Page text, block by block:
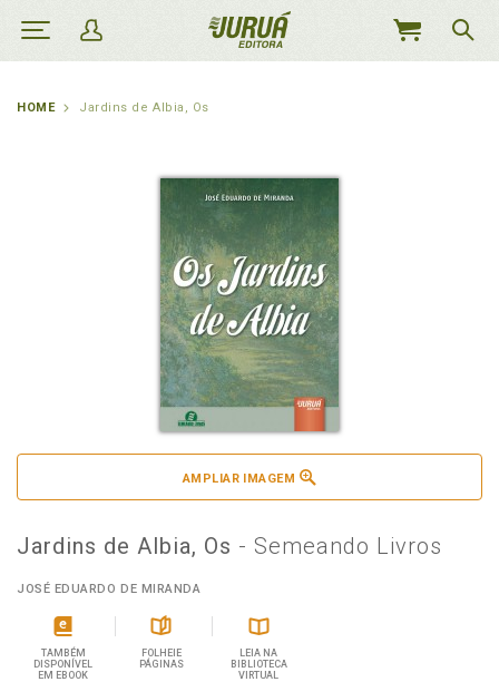
MEU
HOME Jardins de Albia, Os
AMPLIAR IMAGEM
Jardins de Albia, Os - Semeando Livros
JOSÉ EDUARDO DE MIRANDA
TAMBÉM
DISPONÍVEL
EM EBOOK
FOLHEIE
PÁGINAS
LEIA NA
BIBLIOTECA
VIRTUAL